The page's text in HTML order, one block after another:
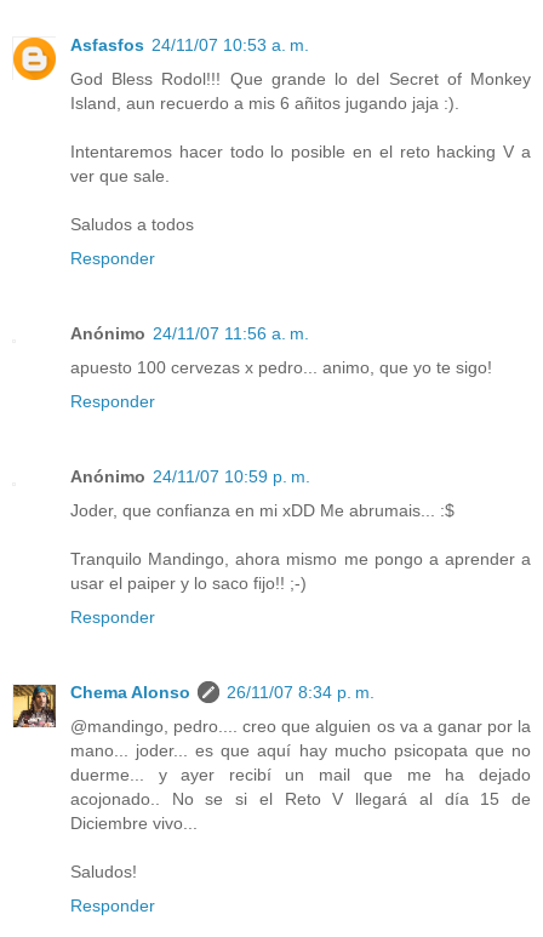
Asfasfos 24/11/07 10:53 a. m.
God Bless Rodol!!! Que grande lo del Secret of Monkey
Island, aun recuerdo a mis 6 añitos jugando jaja :).
Intentaremos hacer todo lo posible en el reto hacking V a
ver que sale.
Saludos a todos
Responder
Anónimo 24/11/07 11:56 a. m.
apuesto 100 cervezas x pedro... animo, que yo te sigo!
Responder
Anónimo 24/11/07 10:59 p. m.
Joder, que confianza en mi xDD Me abrumais... :$
Tranquilo Mandingo, ahora mismo me pongo a aprender a
usar el paiper y lo saco fijo!! ;-)
Responder
Chema Alonso
26/11/07 8:34 p. m.
@mandingo, pedro.... creo que alguien os va a ganar por la
mano... joder... es que aquí hay mucho psicopata que no
duerme... y ayer recibí un mail que me ha dejado
acojonado.. No se si el Reto V llegará al día 15 de
Diciembre vivo...
Saludos!
Responder